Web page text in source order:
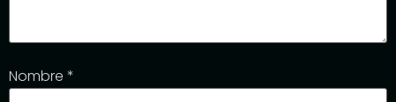
Nombre *